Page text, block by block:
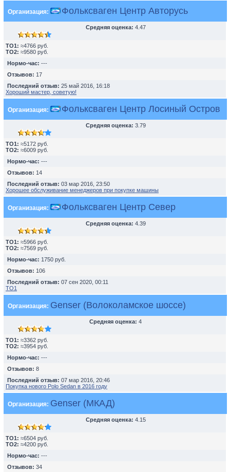
Организация: Фольксваген Центр Авторусь
Средняя оценка: 4.47
TO1: ≈4766 руб.
TO2: ≈9580 руб.
Нормо-час: ---
Отзывов: 17
Последний отзыв: 25 май 2016, 16:18
Хороший мастер, советую!
Организация: Фольксваген Центр Лосиный Остров
Средняя оценка: 3.79
TO1: ≈5172 руб.
TO2: ≈6009 руб.
Нормо-час: ---
Отзывов: 14
Последний отзыв: 03 мар 2016, 23:50
Хорошее обслуживание менеджеров при покупке машины
Организация: Фольксваген Центр Север
Средняя оценка: 4.39
TO1: ≈5966 руб.
TO2: ≈7569 руб.
Нормо-час: 1750 руб.
Отзывов: 106
Последний отзыв: 07 сен 2020, 00:11
ТО1
Организация: Genser (Волоколамское шоссе)
Средняя оценка: 4
TO1: ≈3362 руб.
TO2: ≈3954 руб.
Нормо-час: ---
Отзывов: 8
Последний отзыв: 07 мар 2016, 20:46
Покупка нового Polo Sedan в 2016 году
Организация: Genser (МКАД)
Средняя оценка: 4.15
TO1: ≈6504 руб.
TO2: ≈4200 руб.
Нормо-час: ---
Отзывов: 34